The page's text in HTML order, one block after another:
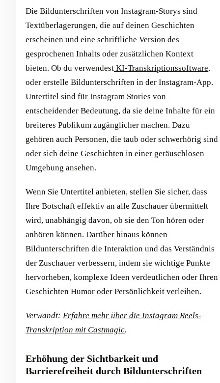
Die Bildunterschriften von Instagram-Storys sind
Textüberlagerungen, die auf deinen Geschichten
erscheinen und eine schriftliche Version des
gesprochenen Inhalts oder zusätzlichen Kontext
bieten. Ob du verwendest KI-Transkriptionssoftware,
oder erstelle Bildunterschriften in der Instagram-App.
Untertitel sind für Instagram Stories von
entscheidender Bedeutung, da sie deine Inhalte für ein
breiteres Publikum zugänglicher machen. Dazu
gehören auch Personen, die taub oder schwerhörig sind
oder sich deine Geschichten in einer geräuschlosen
Umgebung ansehen.
Wenn Sie Untertitel anbieten, stellen Sie sicher, dass
Ihre Botschaft effektiv an alle Zuschauer übermittelt
wird, unabhängig davon, ob sie den Ton hören oder
anhören können. Darüber hinaus können
Bildunterschriften die Interaktion und das Verständnis
der Zuschauer verbessern, indem sie wichtige Punkte
hervorheben, komplexe Ideen verdeutlichen oder Ihren
Geschichten Humor oder Persönlichkeit verleihen.
Verwandt: Erfahre mehr über die Instagram Reels-
Transkription mit Castmagic.
Erhöhung der Sichtbarkeit und
Barrierefreiheit durch Bildunterschriften